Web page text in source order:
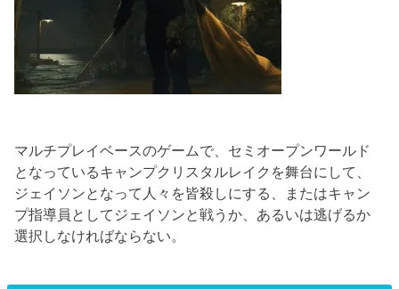
マルチプレイベースのゲームで、セミオープンワールド
となっているキャンプクリスタルレイクを舞台にして、
ジェイソンとなって人々を皆殺しにする、またはキャン
プ指導員としてジェイソンと戦うか、あるいは逃げるか
選択しなければならない。